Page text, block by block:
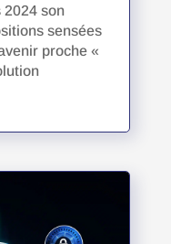
2024 son
sensées
proche «